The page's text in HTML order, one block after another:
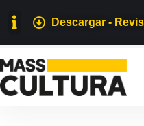
Descargar -